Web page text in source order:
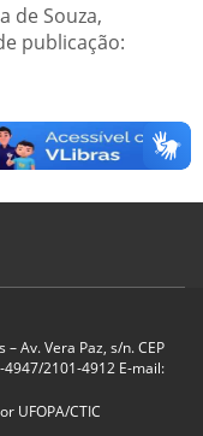
de Souza,
publicação:
Av. Vera Paz, s/n. CEP
2101-4912 E-mail:
UFOPA/CTIC